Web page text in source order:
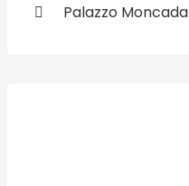
Palazzo Moncada